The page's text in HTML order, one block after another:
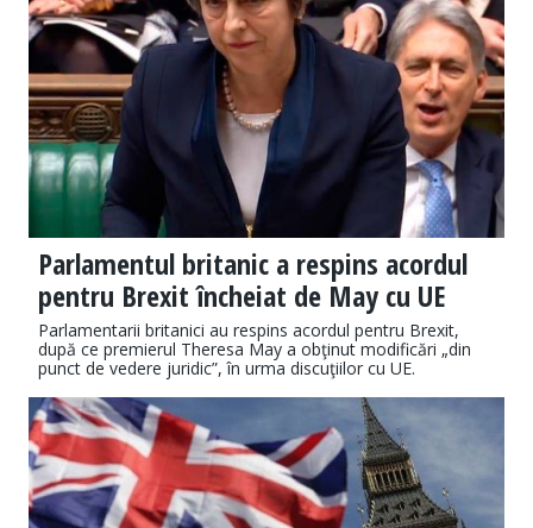
Parlamentul britanic a respins acordul
pentru Brexit încheiat de May cu UE
Parlamentarii britanici au respins acordul pentru Brexit,
după ce premierul Theresa May a obţinut modificări „din
punct de vedere juridic”, în urma discuţiilor cu UE.